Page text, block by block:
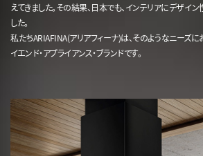
えてきました。その結果、日本でも、インテリアにデザイ
した。
私たちARIAFINA(アリアフィーナ)は、そのようなニーズ
イエンド・アプライアンス・ブランドです。